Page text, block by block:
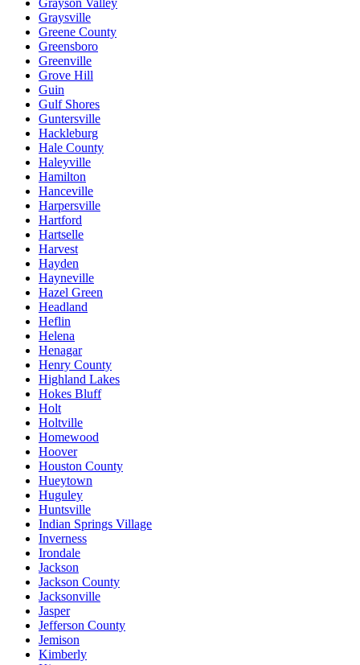
Graysville
Greene County
Greensboro
Greenville
Grove Hill
Guin
Gulf Shores
Guntersville
Hackleburg
Hale County
Haleyville
Hamilton
Hanceville
Harpersville
Hartford
Hartselle
Harvest
Hayden
Hayneville
Hazel Green
Headland
Heflin
Helena
Henagar
Henry County
Highland Lakes
Hokes Bluff
Holt
Holtville
Homewood
Hoover
Houston County
Hueytown
Huguley
Huntsville
Indian Springs Village
Inverness
Irondale
Jackson
Jackson County
Jacksonville
Jasper
Jefferson County
Jemison
Kimberly